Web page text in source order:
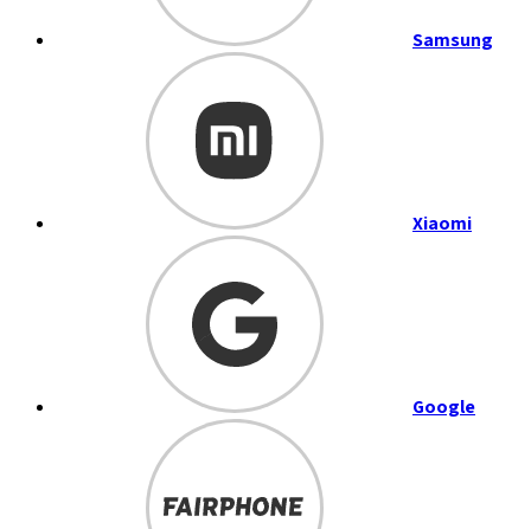
Samsung
Xiaomi
Google